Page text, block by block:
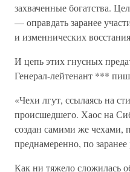
захваченные богатства.
— оправдать заранее
и изменнических
И цепь этих гнусных
Генерал-лейтенант ***
«Чехи лгут, ссылаясь на
происшедшего. Хаос на
создан самими же чехами,
преднамеренно, по
Как ни тяжело сложилась